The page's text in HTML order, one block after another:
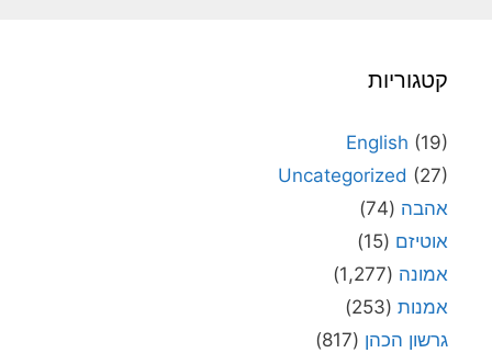
קטגוריות
English (19)
Uncategorized (27)
אהבה (74)
אוטיזם (15)
אמונה (1,277)
אמנות (253)
גרשון הכהן (817)